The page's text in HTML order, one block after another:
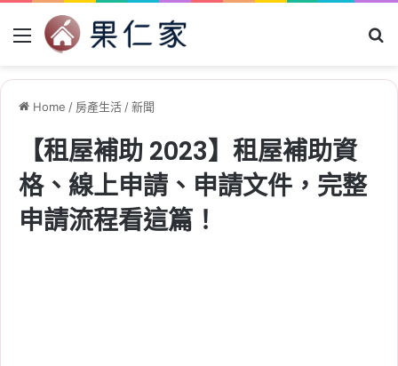
Menu
Home / 房產生活/新聞
【租屋補助 2023】租屋補助資
格、線上申請、申請文件，完整
申請流程看這篇！